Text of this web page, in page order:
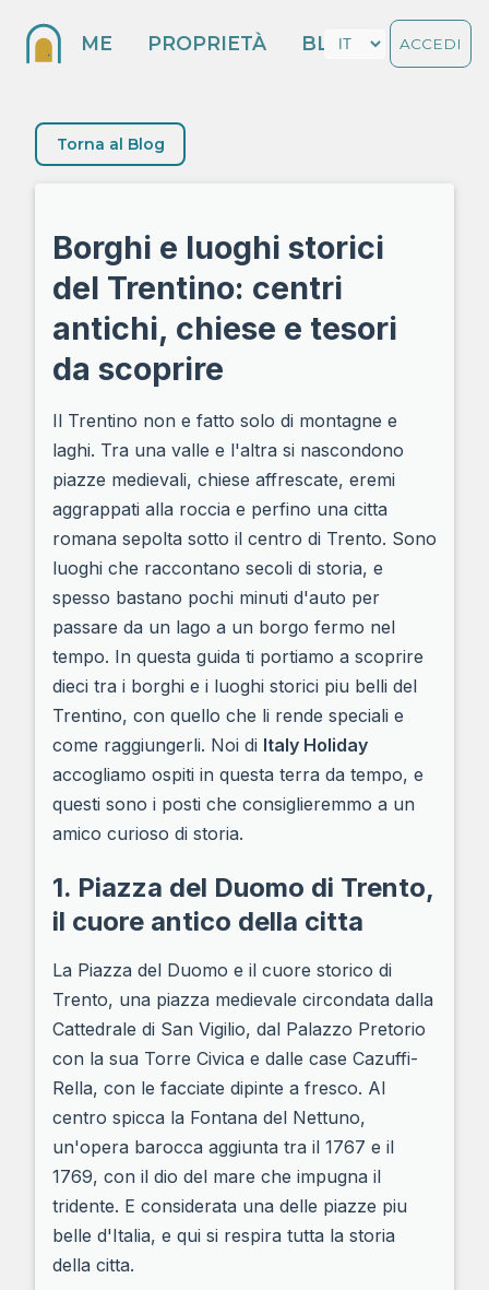
HOME PROPRIETÀ BLOG ACCEDI
Torna al Blog
Borghi e luoghi storici
del Trentino: centri
antichi, chiese e tesori
da scoprire
Il Trentino non e fatto solo di montagne e
laghi. Tra una valle e l'altra si nascondono
piazze medievali, chiese affrescate, eremi
aggrappati alla roccia e perfino una citta
romana sepolta sotto il centro di Trento. Sono
luoghi che raccontano secoli di storia, e
spesso bastano pochi minuti d'auto per
passare da un lago a un borgo fermo nel
tempo. In questa guida ti portiamo a scoprire
dieci tra i borghi e i luoghi storici piu belli del
Trentino, con quello che li rende speciali e
come raggiungerli. Noi di Italy Holiday
accogliamo ospiti in questa terra da tempo, e
questi sono i posti che consiglieremmo a un
amico curioso di storia.
1. Piazza del Duomo di Trento,
il cuore antico della citta
La Piazza del Duomo e il cuore storico di
Trento, una piazza medievale circondata dalla
Cattedrale di San Vigilio, dal Palazzo Pretorio
con la sua Torre Civica e dalle case Cazuffi-
Rella, con le facciate dipinte a fresco. Al
centro spicca la Fontana del Nettuno,
un'opera barocca aggiunta tra il 1767 e il
1769, con il dio del mare che impugna il
tridente. E considerata una delle piazze piu
belle d'Italia, e qui si respira tutta la storia
della citta.